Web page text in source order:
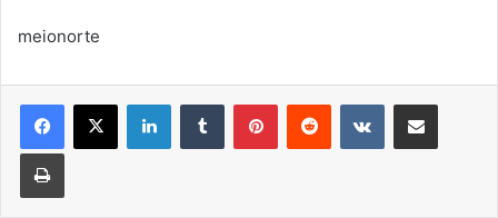
meionorte
LinkedinTumblr PinterestReddit VK Compartilhar via e-mail
Imprimir